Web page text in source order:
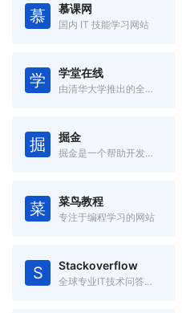
慕 慕课网
国内 IT 技能学习网站
学 学堂在线
由清华大学推出的全球首个中文大规模开放在线课堂平台。
掘 掘金
掘金是一个帮助开发者成长的社区，是一个面向互联网技术人的内容分享平台。
菜 菜鸟教程
专注于编程学习的网站
S Stackoverflow
全球专业IT技术问答社区